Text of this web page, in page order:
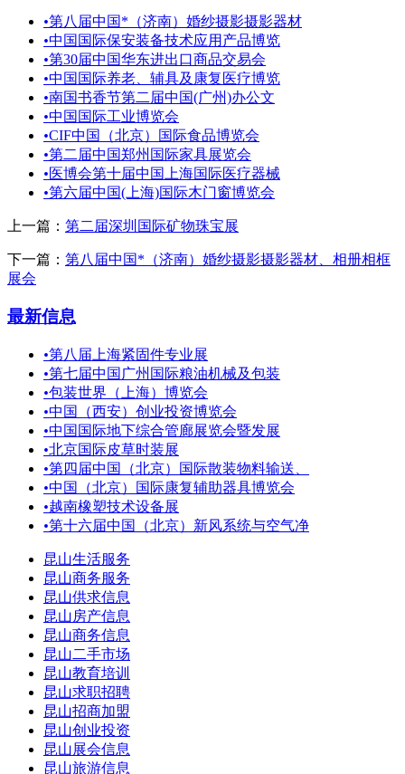
•第八届中国*（济南）婚纱摄影摄影器材
•中国国际保安装备技术应用产品博览
•第30届中国华东进出口商品交易会
•中国国际养老、辅具及康复医疗博览
•南国书香节第二届中国(广州)办公文
•中国国际工业博览会
•CIF中国（北京）国际食品博览会
•第二届中国郑州国际家具展览会
•医博会第十届中国上海国际医疗器械
•第六届中国(上海)国际木门窗博览会
上一篇： 第二届深圳国际矿物珠宝展
下一篇： 第八届中国*（济南）婚纱摄影摄影器材、相册相框
展会
最新信息
•第八届上海紧固件专业展
•第七届中国广州国际粮油机械及包装
•包装世界（上海）博览会
•中国（西安）创业投资博览会
•中国国际地下综合管廊展览会暨发展
•北京国际皮草时装展
•第四届中国（北京）国际散装物料输送、
•中国（北京）国际康复辅助器具博览会
•越南橡塑技术设备展
•第十六届中国（北京）新风系统与空气净
昆山生活服务
昆山商务服务
昆山供求信息
昆山房产信息
昆山商务信息
昆山二手市场
昆山教育培训
昆山求职招聘
昆山招商加盟
昆山创业投资
昆山展会信息
昆山旅游信息